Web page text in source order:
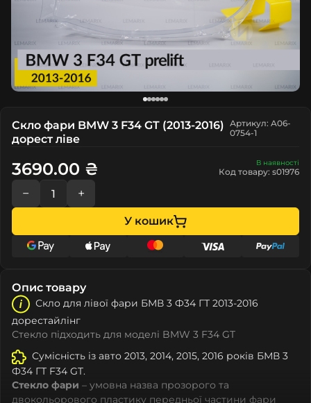
Скло фари BMW 3 F34 GT (2013-2016)
дорест ліве
Артикул: A06-
0754-1
В наявності
Код товару: s01976
3690.00 ₴
− +
У кошик
Опис товару
Скло для лівої фари БМВ 3 Ф34 ГТ 2013-2016
дорестайлінг
Стекло підходить для моделі BMW 3 F34 GT
Сумісність із авто 2013, 2014, 2015, 2016 років БМВ 3
Ф34 ГТ F34 GT.
Стекло фари – умовна назва прозорого та
двокольорового пластику передньої частини фари